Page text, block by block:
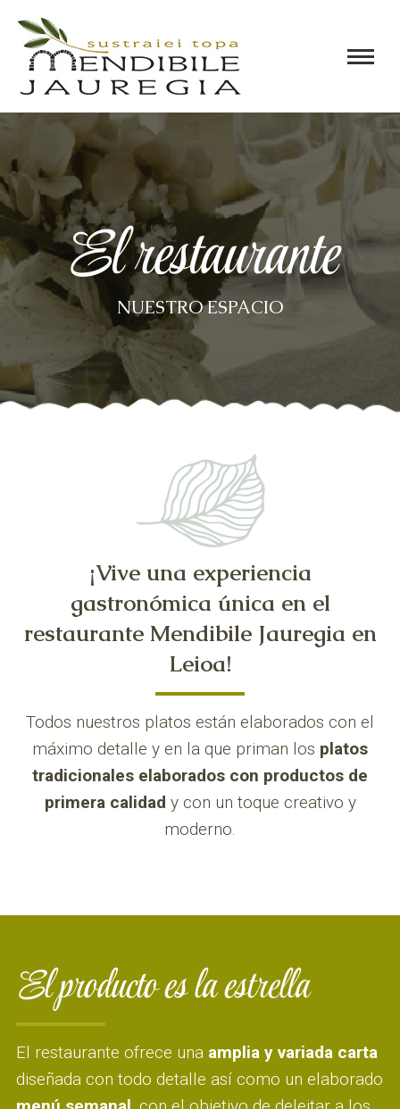
El restaurante
NUESTRO ESPACIO
¡Vive una experiencia
gastronómica única en el
restaurante Mendibile Jauregia en
Leioa!
Todos nuestros platos están elaborados con el
máximo detalle y en la que priman los platos
tradicionales elaborados con productos de
primera calidad y con un toque creativo y
moderno.
El producto es la estrella
El restaurante ofrece una amplia y variada carta
diseñada con todo detalle así como un elaborado